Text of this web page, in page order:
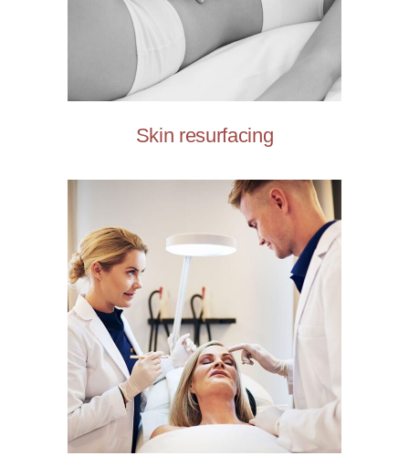
Skin resurfacing